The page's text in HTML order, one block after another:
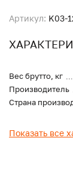
Артикул: K03-
Вес брутто, кг
Производитель
Страна
Показать все